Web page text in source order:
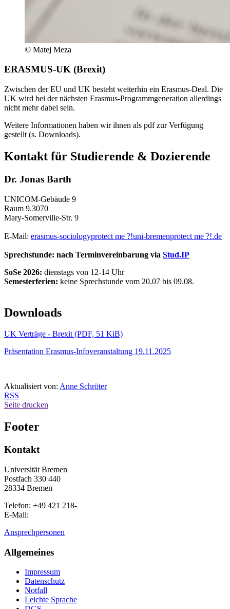
© Matej Meza
ERASMUS-UK (Brexit)
Zwischen der EU und UK besteht weiterhin ein Erasmus-Deal. Die
UK wird bei der nächsten Erasmus-Programmgeneration allerdings
nicht mehr dabei sein.
Weitere Informationen haben wir ihnen als pdf zur Verfügung
gestellt (s. Downloads).
Kontakt für Studierende & Dozierende
Dr. Jonas Barth
UNICOM-Gebäude 9
Raum 9.3070
Mary-Somerville-Str. 9
E-Mail: erasmus-sociologyprotect me ?!uni-bremenprotect me ?!.de
Sprechstunde: nach Terminvereinbarung via Stud.IP
SoSe 2026: dienstags von 12-14 Uhr
Semesterferien: keine Sprechstunde vom 20.07 bis 09.08.
Downloads
UK Verträge - Brexit (PDF, 51 KiB)
Präsentation Erasmus-Infoveranstaltung 19.11.2025
Aktualisiert von: Anne Schröter
RSS
Seite drucken
Footer
Kontakt
Universität Bremen
Postfach 330 440
28334 Bremen
Telefon: +49 421 218-
E-Mail:
Ansprechpersonen
Allgemeines
Impressum
Datenschutz
Notfall
Leichte Sprache